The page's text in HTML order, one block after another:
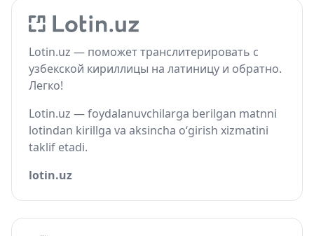
Lotin.uz — поможет транслитерировать с
узбекской кириллицы на латиницу и обратно.
Легко!
Lotin.uz — foydalanuvchilarga berilgan matnni
lotindan kirillga va aksincha o‘girish xizmatini
taklif etadi.
lotin.uz